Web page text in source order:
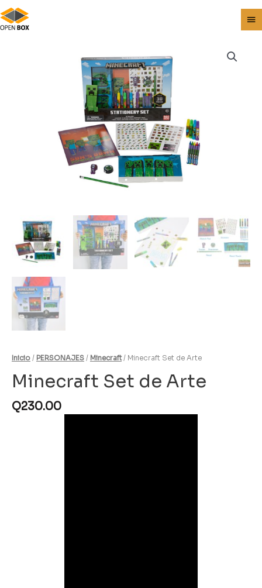
Inicio / PERSONAJES / Minecraft/ Minecraft Set de Arte
Minecraft Set de Arte
Q230.00